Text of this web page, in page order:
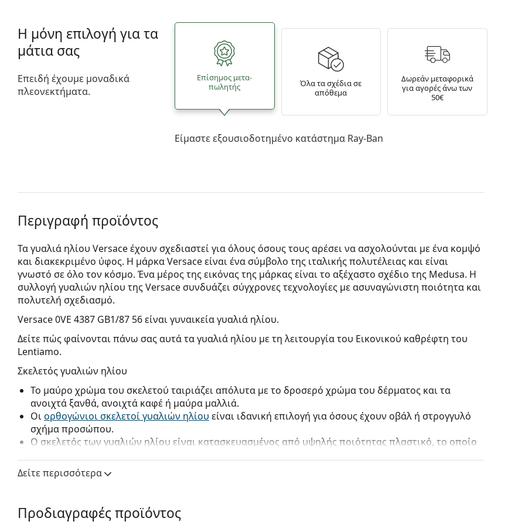
Η μόνη επιλογή για τα
μάτια σας
Επειδή έχουμε μοναδικά
πλεονεκτήματα.
Επίσημος μετα­
πωλητής
Όλα τα σχέδια σε
απόθεμα
Δωρεάν μεταφορικά
για αγορές άνω των
50€
Είμαστε εξουσιοδοτημένο κατάστημα Ray-Ban
Περιγραφή προϊόντος
Τα γυαλιά ηλίου Versace έχουν σχεδιαστεί για όλους όσους τους αρέσει να ασχολούνται με ένα κομψό
και διακεκριμένο ύφος. Η μάρκα Versace είναι ένα σύμβολο της ιταλικής πολυτέλειας και είναι
γνωστό σε όλο τον κόσμο. Ένα μέρος της εικόνας της μάρκας είναι το αξέχαστο σχέδιο της Medusa. Η
συλλογή γυαλιών ηλίου της Versace συνδυάζει σύγχρονες τεχνολογίες με ασυναγώνιστη ποιότητα και
πολυτελή σχεδιασμό.
Versace 0VE 4387 GB1/87 56είναι γυναικεία γυαλιά ηλίου.
Δείτε πώς φαίνονται πάνω σας αυτά τα γυαλιά ηλίου με τη λειτουργία του Εικονικού καθρέφτη του
Lentiamo.
Σκελετός γυαλιών ηλίου
Το μαύρο χρώμα του σκελετού ταιριάζει απόλυτα με το δροσερό χρώμα του δέρματος και τα
ανοιχτά ξανθά, ανοιχτά καφέ ή μαύρα μαλλιά.
Οιορθογώνιοι σκελετοί γυαλιών ηλίου είναι ιδανική επιλογή για όσους έχουν οβάλ ή στρογγυλό
σχήμα προσώπου.
Ο σκελετός των γυαλιών ηλίου είναι κατασκευασμένος από υψηλής ποιότητας πλαστικό, το οποίο
Φακός γυαλιών ηλίου
αλλοιώνουν τα χρώματα.
Οι φακοί είναι κατασκευασμένοι από πλαστικό, των οποίων τα αναμφισβήτητα πλεονεκτήματα
Δείτε περισσότερα
Προδιαγραφές προϊόντος